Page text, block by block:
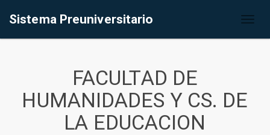
Sistema Preuniversitario
FACULTAD DE
HUMANIDADES Y CS. DE
LA EDUCACION